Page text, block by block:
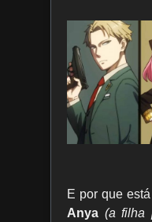
E por que
Anya (a filha